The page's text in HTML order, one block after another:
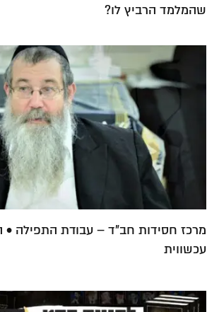
שהמלמד הרביץ לו?
מרכז חסידות חב"ד – עבודת התפילה •
עכשווית